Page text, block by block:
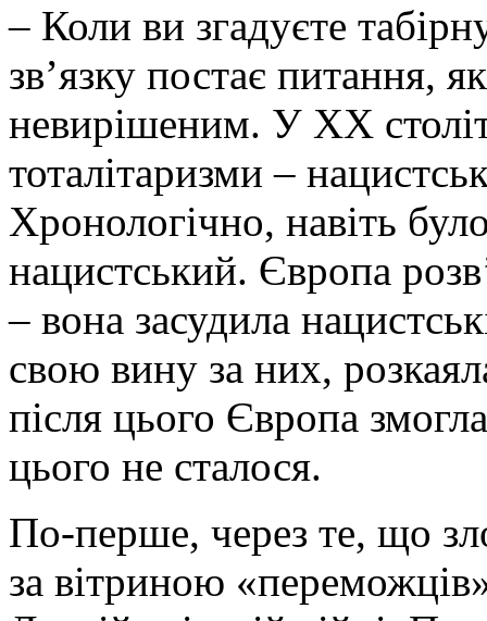
– Коли ви згадуєте
зв’язку постає питання,
невирішеним. У ХХ
тоталітаризми –
Хронологічно, навіть
нацистський. Європа
– вона засудила
свою вину за них,
після цього Європа
цього не сталося.
По-перше, через те, що
за вітриною